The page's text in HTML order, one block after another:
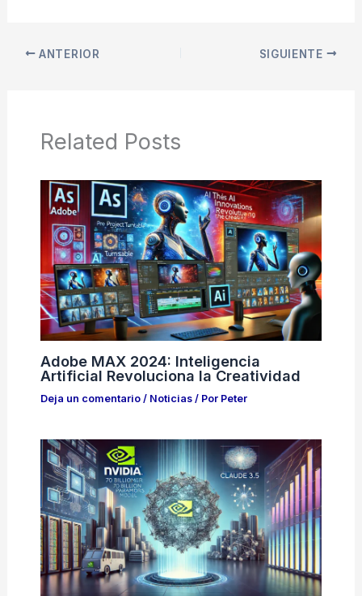
ANTERIOR SIGUIENTE
Related Posts
Adobe MAX 2024: Inteligencia
Artificial Revoluciona la Creatividad
Deja un comentario / Noticias/ Por Peter